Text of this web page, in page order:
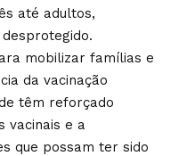
até adultos,
mobilizar famílias e
da vacinação
têm reforçado
vacinais e a
que possam ter sido